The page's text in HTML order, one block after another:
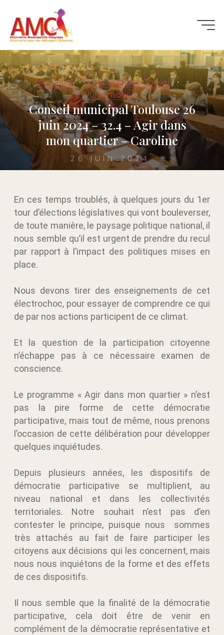
Actualité
Interventions Conseil
Vulgarisation
Conseil municipal Toulouse 26
juin 2024 – 32.4 – Agir dans
mon quartier – Caroline
26 JUIN 2024
En ces temps troublés, à quelques jours du 1er
tour d’élections législatives qui vont bouleverser,
de toute manière, le paysage politique national, il
nous semble qu’il est urgent de prendre du recul
par rapport à l’impact des politiques mises en
place.
Nous devons tirer des enseignements de cet
électrochoc, pour essayer de comprendre ce qui
de par nos actions participent de ce climat.
Et la question de la participation citoyenne
n’échappe pas à ce nécessaire examen de
conscience.
Le programme « Agir dans mon quartier » n’est
pas la pire forme de cette démocratie
participative, mais tout de même, nous prenons
l’occasion de cette délibération pour développer
quelques inquiétudes.
Depuis plusieurs années, les dispositifs de
démocratie participative se multiplient, au
niveau national et dans les collectivités
territoriales. Notre souhait n’est pas d’en
contester le principe, puisque nous sommes
très attachés au fait de faire participer les
citoyens aux décisions qui les concernent, mais
nous nous inquiétons de la forme et des effets
de ces dispositifs.
Il nous semble que la finalité de la démocratie
participative, cela doit être de venir en
complément de la démocratie représentative et